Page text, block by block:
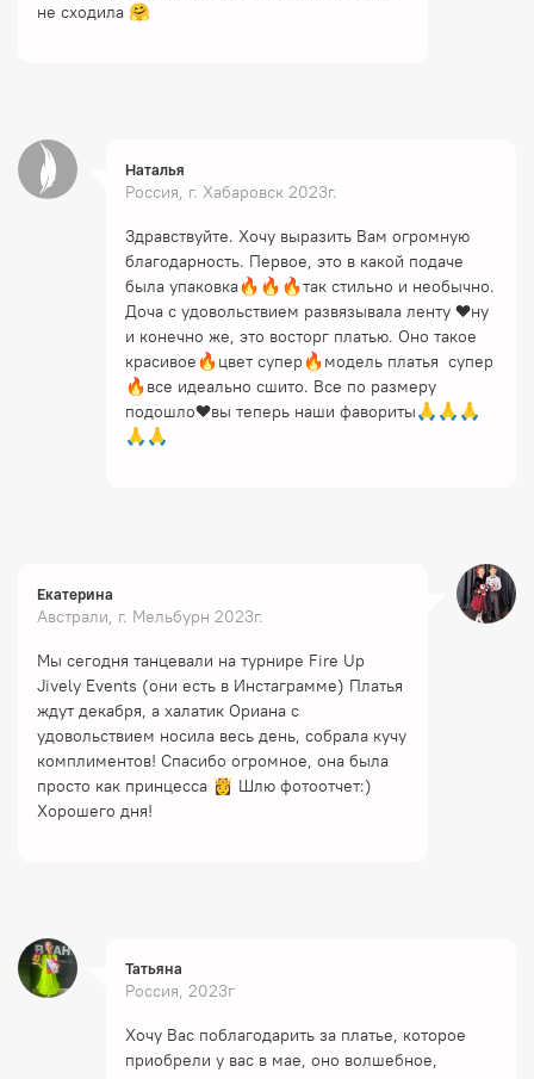
не сходила 🤗
Наталья
Россия, г. Хабаровск 2023г.
Здравствуйте. Хочу выразить Вам огромную
благодарность. Первое, это в какой подаче
была упаковка🔥🔥🔥так стильно и необычно.
Доча с удовольствием развязывала ленту ❤ну
и конечно же, это восторг платью. Оно такое
красивое🔥цвет супер🔥модель платья супер
🔥все идеально сшито. Все по размеру
подошло❤вы теперь наши фавориты🙏🙏🙏
🙏🙏
Екатерина
Австрали, г. Мельбурн 2023г.
Мы сегодня танцевали на турнире Fire Up
Jively Events (они есть в Инстаграмме) Платья
ждут декабря, а халатик Ориана с
удовольствием носила весь день, собрала кучу
комплиментов! Спасибо огромное, она была
просто как принцесса 👸 Шлю фотоотчет:)
Хорошего дня!
Татьяна
Россия, 2023г
Хочу Вас поблагодарить за платье, которое
приобрели у вас в мае, оно волшебное,